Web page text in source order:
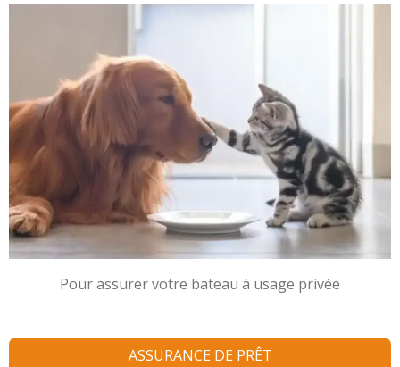
Pour assurer votre bateau à usage privée
ASSURANCE DE PRÊT